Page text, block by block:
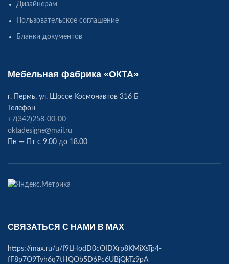
Дизайнерам
Пользовательское соглашение
Бланки документов
Мебельная фабрика «ОКТА»
г. Пермь, ул. Шоссе Космонавтов 316 Б
Телефон
+7(342)258-00-00
oktadesigne@mail.ru
Пн — Пт с 9.00 до 18.00
СВЯЗАТЬСЯ С НАМИ В МАХ
https://max.ru/u/f9LHodD0cOIDXrp8KMiXsTp4-
fF8p7O9Tvh6q7tHQOb5D6Pc6UBjQkTz9pA